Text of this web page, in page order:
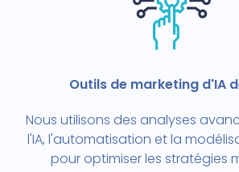
Outils de marketing d'IA
Nous utilisons des analyses
l'IA, l'automatisation et la
pour optimiser les stratégies